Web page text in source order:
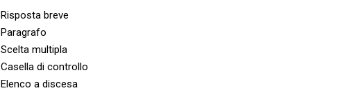
Risposta breve
Paragrafo
Scelta multipla
Casella di controllo
Elenco a discesa